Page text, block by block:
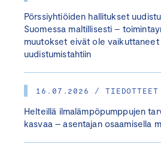
Pörssiyhtiöiden hallitukset
Suomessa maltillisesti –
muutokset eivät ole vaikuttaneet
uudistumistahtiin
16.07.2026 / TIEDOTTEET
Helteillä ilmalämpöpumppujen
kasvaa – asentajan osaamisella